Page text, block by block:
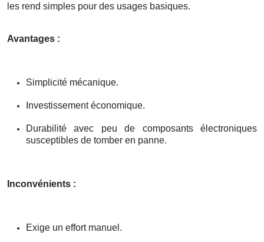
les rend simples pour des usages basiques.
Avantages :
Simplicité mécanique.
Investissement économique.
Durabilité avec peu de composants électroniques
susceptibles de tomber en panne.
Inconvénients :
Exige un effort manuel.